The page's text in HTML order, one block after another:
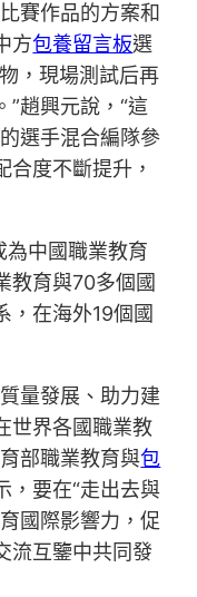
賽作品的方案和
方包養留言板選
，現場測試后再
”趙興元說，“這
選手混合編隊參
合度不斷提升，
為中國職業教育
教育與70多個國
，在海外19個國
量發展、助力建
世界各國職業教
部職業教育與包
，要在“走出去與
國際影響力，促
流互鑒中共同發